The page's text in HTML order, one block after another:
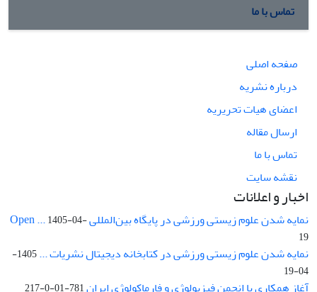
تماس با ما
صفحه اصلی
درباره نشریه
اعضای هیات تحریریه
ارسال مقاله
تماس با ما
نقشه سایت
اخبار و اعلانات
نمایه شدن علوم زیستی ورزشی در پایگاه بین‌المللی Open ...1405-04-
19
نمایه شدن علوم زیستی ورزشی در کتابخانه دیجیتال نشریات ...
1405-
04-19